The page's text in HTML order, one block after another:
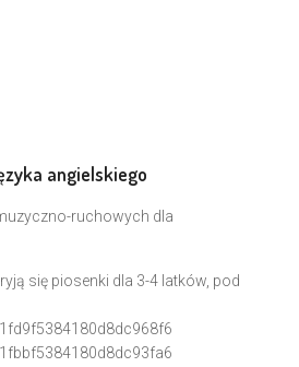
angielskiego
ruchowych dla
się piosenki dla 3-4 latków, pod